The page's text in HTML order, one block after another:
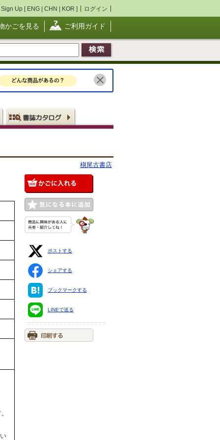
Sign Up [ ENG | CHN | KOR ] ログイン
かごを見る ご利用ガイド
槇尾古書店
ポストする
シェアする
ブックマークする
LINEで送る